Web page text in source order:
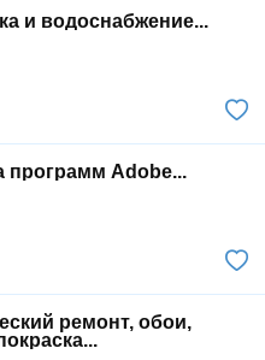
и водоснабжение...
программ Adobe...
ремонт, обои,